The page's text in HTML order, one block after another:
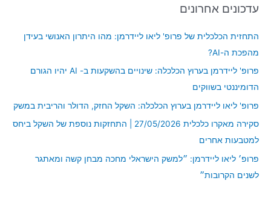
r
:
עדכונים אחרונים
התחזית הכלכלית של פרופ' ליאו ליידרמן: מהו היתרון האנושי בעידן
מהפכת ה-AI?
פרופ' ליידרמן בערוץ הכלכלה: שינויים בהשקעות ב- AI יהיו הגורם
הדומיננטי בשווקים
פרופ' ליאו ליידרמן בערוץ הכלכלה: השקל החזק, הדולר והריבית במשק
סקירה מאקרו כלכלית 27/05/2026 | התחזקות נוספת של השקל ביחס
למטבעות אחרים
פרופ׳ ליאו ליידרמן: ״למשק הישראלי מחכה מבחן קשה ומאתגר
לשנים הקרובות״